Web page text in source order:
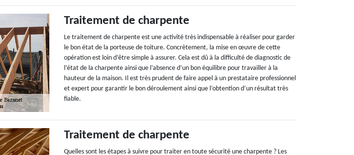
Traitement de charpente
Le traitement de charpente est une activité très indispensable à réaliser pour garder
le bon état de la porteuse de toiture. Concrètement, la mise en œuvre de cette
opération est loin d’être simple à assurer. Cela est dû à la difficulté de diagnostic de
l’état de la charpente ainsi que l’absence d’un bon équilibre pour travailler à la
hauteur de la maison. Il est très prudent de faire appel à un prestataire professionnel
et expert pour garantir le bon déroulement ainsi que l’obtention d’un résultat très
fiable.
Traitement de charpente
Quelles sont les étapes à suivre pour traiter en toute sécurité une charpente ? Les